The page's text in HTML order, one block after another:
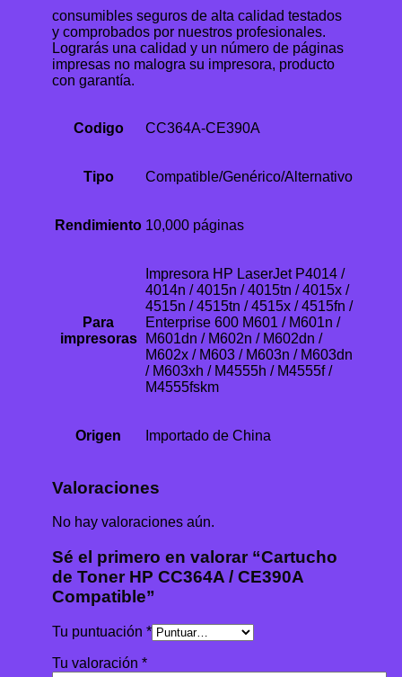
consumibles seguros de alta calidad testados
y comprobados por nuestros profesionales.
Lograrás una calidad y un número de páginas
impresas no malogra su impresora, producto
con garantía.
Codigo CC364A-CE390A
Tipo Compatible/Genérico/Alternativo
Rendimiento 10,000 páginas
Para
impresoras
Impresora HP LaserJet P4014 /
4014n / 4015n / 4015tn / 4015x /
4515n / 4515tn / 4515x / 4515fn /
Enterprise 600 M601 / M601n /
M601dn / M602n / M602dn /
M602x / M603 / M603n / M603dn
/ M603xh / M4555h / M4555f /
M4555fskm
Origen Importado de China
Valoraciones
No hay valoraciones aún.
Sé el primero en valorar “Cartucho
de Toner HP CC364A / CE390A
Compatible”
Tu puntuación *
Tu valoración *